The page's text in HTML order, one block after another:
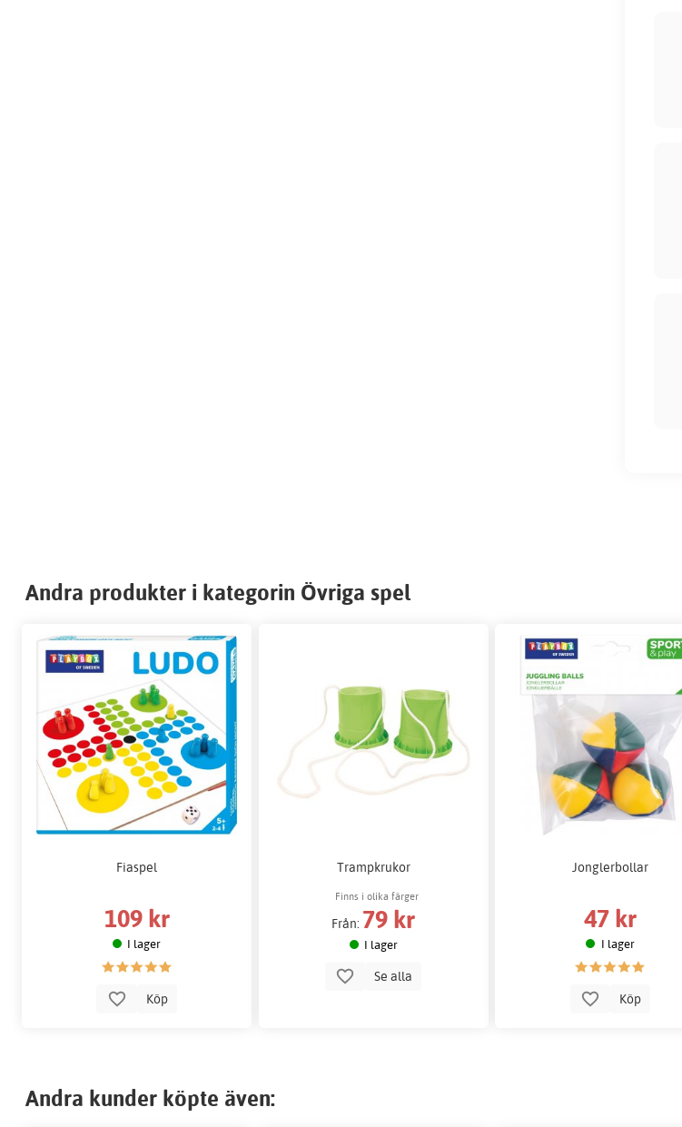
Andra produkter i kategorin Övriga spel
Fiaspel
109 kr
I lager
Köp
Trampkrukor
Finns i olika färger
Från: 79 kr
I lager
Se alla
Jonglerbollar
47 kr
I lager
Köp
Andra kunder köpte även: